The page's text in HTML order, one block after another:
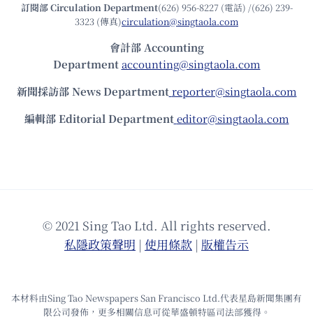
訂閱部 Circulation Department(626) 956-8227 (電話) /(626) 239-
3323 (傳真)circulation@singtaola.com
會計部 Accounting
Department accounting@singtaola.com
新聞採訪部 News Department reporter@singtaola.com
編輯部 Editorial Department editor@singtaola.com
© 2021 Sing Tao Ltd. All rights reserved.
私隱政策聲明 | 使⽤條款 | 版權告⽰
本材料由Sing Tao Newspapers San Francisco Ltd.代表星島新聞集團有
限公司發佈，更多相關信息可從華盛頓特區司法部獲得。